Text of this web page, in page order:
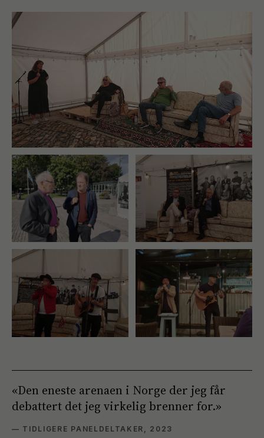
«Den eneste arenaen i Norge der jeg får
debattert det jeg virkelig brenner for.»
— TIDLIGERE PANEL­DELTAKER, 2023